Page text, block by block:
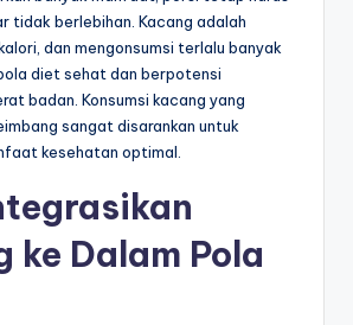
tidak berlebihan. Kacang adalah
dan mengonsumsi terlalu banyak
diet sehat dan berpotensi
badan. Konsumsi kacang yang
sangat disarankan untuk
kesehatan optimal.
ke Dalam Pola